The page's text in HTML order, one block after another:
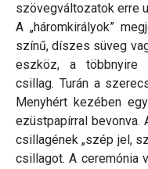
szövegváltozatok erre
A „háromkirályok”
színű, díszes süveg
eszköz, a többnyire
csillag. Turán a
Menyhért kezében
ezüstpapírral bevonva.
csillagének „szép jel,
csillagot. A ceremónia